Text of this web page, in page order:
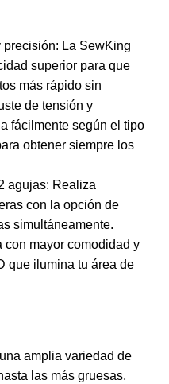
La SewKing
superior para que
más rápido sin
de tensión y
fácilmente según el tipo
obtener siempre los
agujas: Realiza
con la opción de
simultáneamente.
con mayor comodidad y
que ilumina tu área de
amplia variedad de
las más gruesas.